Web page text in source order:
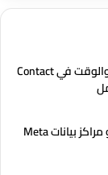
إضافة DayPick لحقول التاريخ والوقت في Contact
عندما تنطفئ الأنوار: كيف تنجو مراكز بيانات Meta